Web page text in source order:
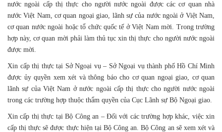
nước ngoài cấp thị thực cho người nước ngoài được các cơ quan nhà
nước Việt Nam, cơ quan ngoại giao, lãnh sự của nước ngoài ở Việt Nam,
cơ quan nước ngoài hoặc tổ chức quốc tế ở Việt Nam mời. Trong trường
hợp này, cơ quan mời phải làm thủ tục xin thị thực cho người nước ngoài
được mời.
Xin cấp thị thực tại Sở Ngoại vụ – Sở Ngoại vụ thành phố Hồ Chí Minh
được ủy quyền xem xét và thông báo cho cơ quan ngoại giao, cơ quan
lãnh sự của Việt Nam ở nước ngoài cấp thị thực cho người nước ngoài
trong các trường hợp thuộc thẩm quyền của Cục Lãnh sự Bộ Ngoại giao.
Xin cấp thị thực tại Bộ Công an – Đối với các trường hợp khác, việc xin
cấp thị thực sẽ được thực hiện tại Bộ Công an. Bộ Công an sẽ xem xét và